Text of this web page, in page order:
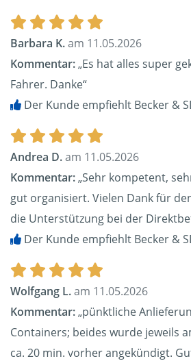
Barbara K.am 11.05.2026
Kommentar:„Es hat alles super
Fahrer. Danke“
Der Kunde empfiehlt Becker &
Andrea D.am 11.05.2026
Kommentar:„Sehr kompetent,
gut organisiert. Vielen Dank für
die Unterstützung bei der
Der Kunde empfiehlt Becker &
Wolfgang L.am 11.05.2026
Kommentar:„pünktliche
Containers; beides wurde jeweils
ca. 20 min. vorher angekündigt.